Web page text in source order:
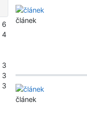
článek
článek
6
4
3
3
3